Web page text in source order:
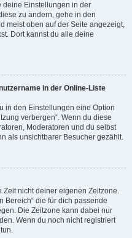
deine Einstellungen in der
zu ändern, gehe in den
meist oben auf der Seite angezeigt,
Dort kannst du alle deine
in der Online-Liste
in den Einstellungen eine Option
verbergen“. Wenn du diese
Moderatoren und du selbst
als unsichtbarer Besucher gezählt.
nicht deiner eigenen Zeitzone.
Bereich“ die für dich passende
Die Zeitzone kann dabei nur
Wenn du noch nicht registriert